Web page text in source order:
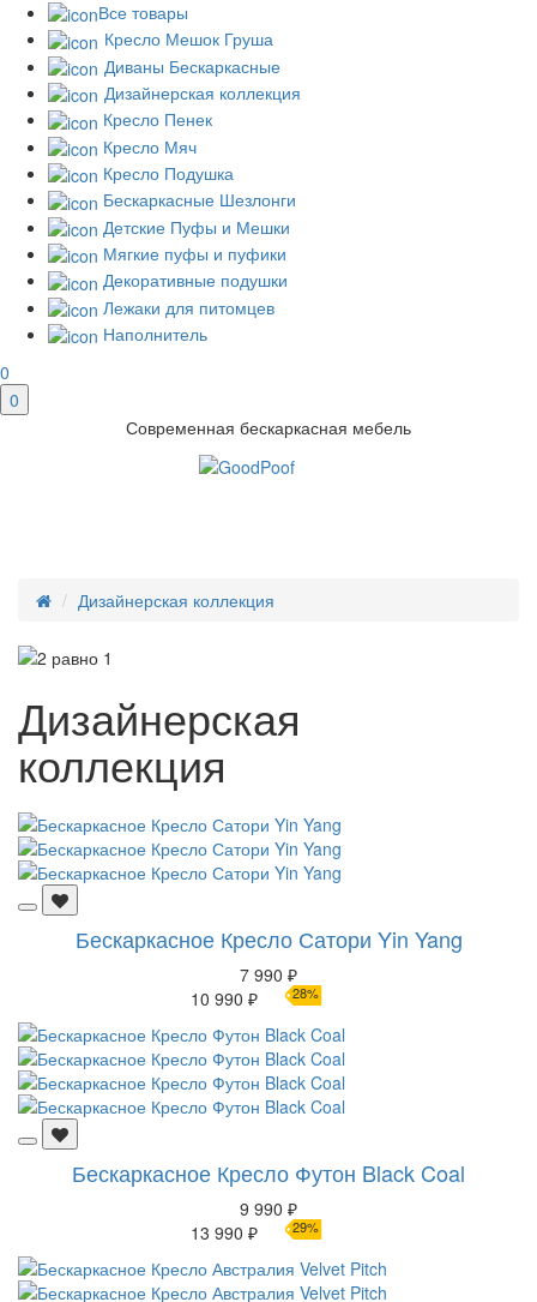
Все товары
Кресло Мешок Груша
Диваны Бескаркасные
Дизайнерская коллекция
Кресло Пенек
Кресло Мяч
Кресло Подушка
Бескаркасные Шезлонги
Детские Пуфы и Мешки
Мягкие пуфы и пуфики
Декоративные подушки
Лежаки для питомцев
Наполнитель
0
0
Современная бескаркасная мебель
Дизайнерская коллекция
Дизайнерская
коллекция
Бескаркасное Кресло Сатори Yin Yang
7 990 ₽
10 990 ₽
28%
Бескаркасное Кресло Футон Black Coal
9 990 ₽
13 990 ₽
29%